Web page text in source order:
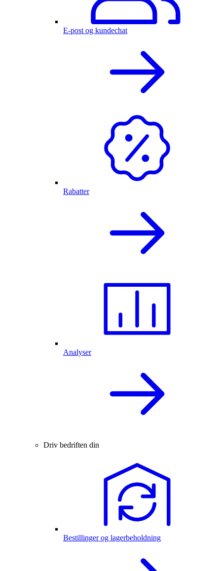
E-post og kundechat
Rabatter
Analyser
Driv bedriften din
Bestillinger og lagerbeholdning